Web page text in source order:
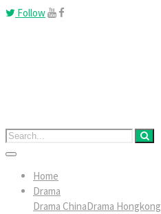
Follow
Home
Drama
Drama ChinaDrama Hongkong